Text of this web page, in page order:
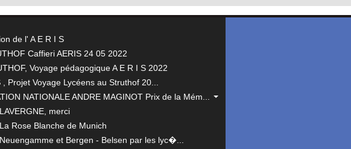
de l' A E R I S
Caffieri AERIS 24 05 2022
Voyage pédagogique A E R I S 2022
, Projet Voyage Lycéens au Struthof 20...
NATIONALE ANDRE MAGINOT Prix de la Mém...
merci
Rose Blanche de Munich
et Bergen - Belsen par les lyc�...